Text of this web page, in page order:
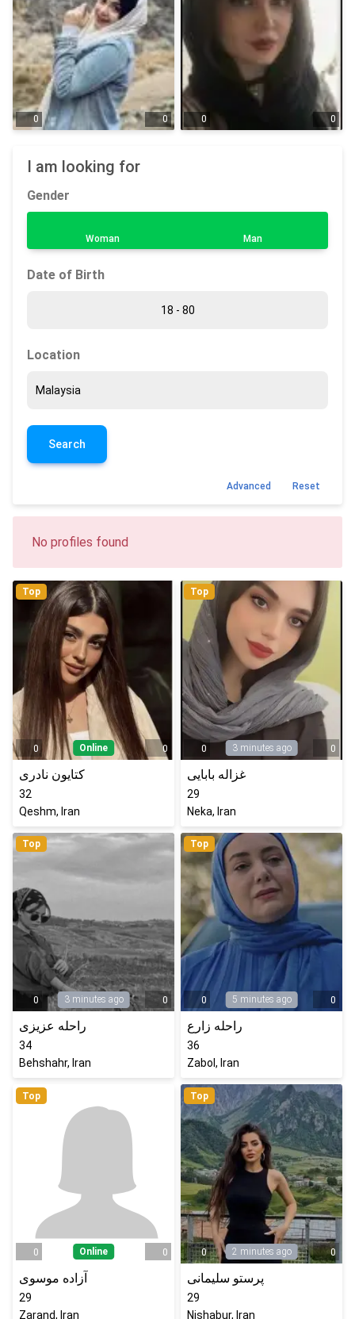
0 0 0 0
I am looking for
Gender
Woman Man
Date of Birth
Location
Search
Advanced Reset
No profiles found
Top
0 Online 0
کتایون نادری
32
Qeshm, Iran
Top
0 3 minutes ago 0
غزاله بابایی
29
Neka, Iran
Top
0 3 minutes ago 0
راحله عزیزی
34
Behshahr, Iran
Top
0 5 minutes ago 0
راحله زارع
36
Zabol, Iran
Top
0 Online 0
آزاده موسوی
29
Zarand, Iran
Top
0 2 minutes ago 0
پرستو سلیمانی
29
Nishabur, Iran